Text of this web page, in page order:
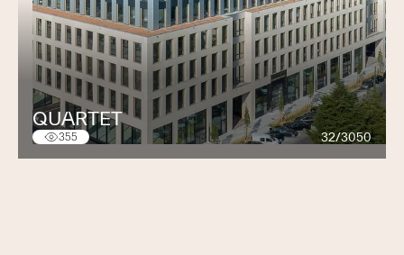
QUARTET
355 32/3050